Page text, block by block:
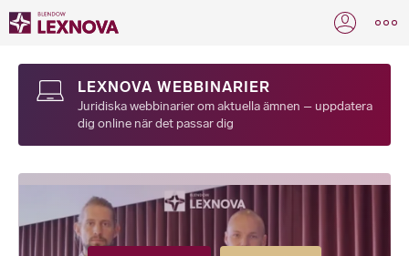
LEXNOVA WEBBINARIER
Juridiska webbinarier om aktuella ämnen – uppdatera
dig online när det passar dig